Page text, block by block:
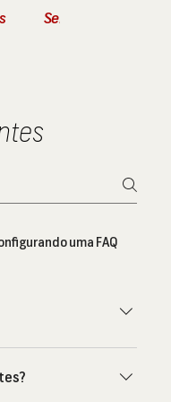
Serviços
uma FAQ
para
comuns